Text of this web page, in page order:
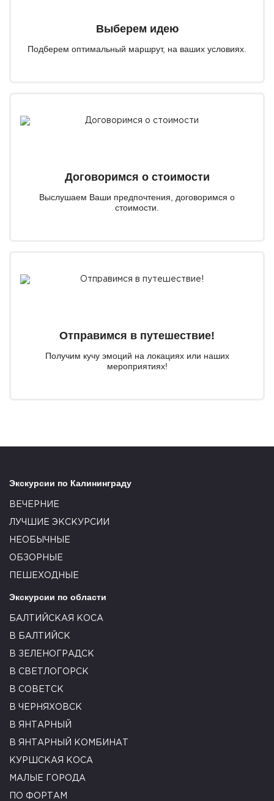
Выберем идею
Подберем оптимальный маршрут, на ваших условиях.
Договоримся о стоимости
Выслушаем Ваши предпочтения, договоримся о
стоимости.
Отправимся в путешествие!
Получим кучу эмоций на локациях или наших
мероприятиях!
Экскурсии по Калининграду
ВЕЧЕРНИЕ
ЛУЧШИЕ ЭКСКУРСИИ
НЕОБЫЧНЫЕ
ОБЗОРНЫЕ
ПЕШЕХОДНЫЕ
Экскурсии по области
БАЛТИЙСКАЯ КОСА
В БАЛТИЙСК
В ЗЕЛЕНОГРАДСК
В СВЕТЛОГОРСК
В СОВЕТСК
В ЧЕРНЯХОВСК
В ЯНТАРНЫЙ
В ЯНТАРНЫЙ КОМБИНАТ
КУРШСКАЯ КОСА
МАЛЫЕ ГОРОДА
ПО ФОРТАМ